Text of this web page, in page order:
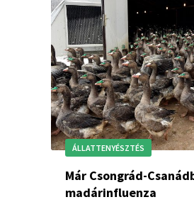
ÁLLATTENYÉSZTÉS
Már Csongrád-
madárinfluenza